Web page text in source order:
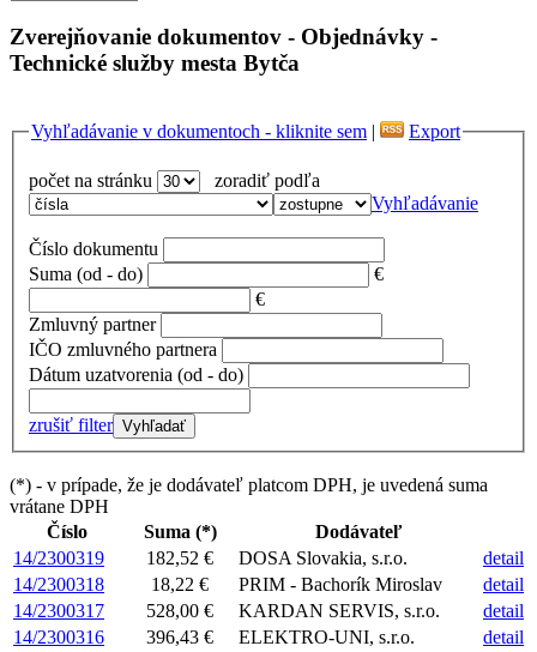
Zverejňovanie dokumentov - Objednávky -
Technické služby mesta Bytča
Vyhľadávanie v dokumentoch - kliknite sem | Export
počet na stránku
zoradiť podľa
Vyhľadávanie
Číslo dokumentu
Suma (od - do)
€
€
Zmluvný partner
IČO zmluvného partnera
Dátum uzatvorenia (od - do)
zrušiť filter
(*) - v prípade, že je dodávateľ platcom DPH, je uvedená suma
vrátane DPH
Číslo
Suma (*)
Dodávateľ
14/2300319
182,52 € DOSA Slovakia, s.r.o.
detail
14/2300318
18,22 € PRIM - Bachorík Miroslav
detail
14/2300317
528,00 € KARDAN SERVIS, s.r.o.
detail
14/2300316
396,43 € ELEKTRO-UNI, s.r.o. detail